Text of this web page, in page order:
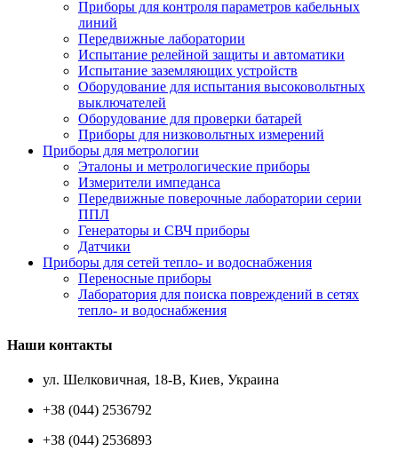
Приборы для контроля параметров кабельных
линий
Передвижные лаборатории
Испытание релейной защиты и автоматики
Испытание заземляющих устройств
Оборудование для испытания высоковольтных
выключателей
Оборудование для проверки батарей
Приборы для низковольтных измерений
Приборы для метрологии
Эталоны и метрологические приборы
Измерители импеданса
Передвижные поверочные лаборатории серии
ППЛ
Генераторы и СВЧ приборы
Датчики
Приборы для сетей тепло- и водоснабжения
Переносные приборы
Лаборатория для поиска повреждений в сетях
тепло- и водоснабжения
Наши контакты
ул. Шелковичная, 18-В, Киев, Украина
+38 (044) 2536792
+38 (044) 2536893